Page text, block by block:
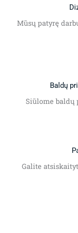
Mūsų patyrę
Baldų
Siūlome baldų
Galite